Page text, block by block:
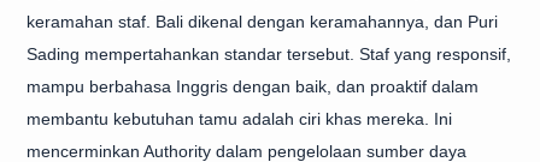
keramahan staf. Bali dikenal dengan keramahannya, dan Puri
Sading mempertahankan standar tersebut. Staf yang responsif,
mampu berbahasa Inggris dengan baik, dan proaktif dalam
membantu kebutuhan tamu adalah ciri khas mereka. Ini
mencerminkan Authority dalam pengelolaan sumber daya